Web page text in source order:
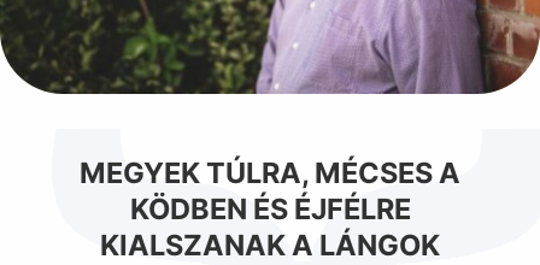
MEGYEK TÚLRA, MÉCSES A
KÖDBEN ÉS ÉJFÉLRE
KIALSZANAK A LÁNGOK